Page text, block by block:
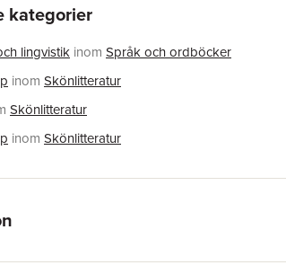
kategorier
lingvistik inom Språk och ordböcker
inom Skönlitteratur
Skönlitteratur
inom Skönlitteratur